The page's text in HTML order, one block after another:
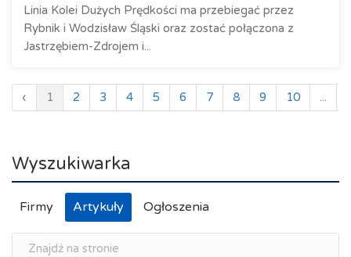
Linia Kolei Dużych Prędkości ma przebiegać przez
Rybnik i Wodzisław Śląski oraz zostać połączona z
Jastrzębiem-Zdrojem i...
‹ 1 2 3 4 5 6 7 8 9 10 ...
Wyszukiwarka
Firmy Artykuły Ogłoszenia